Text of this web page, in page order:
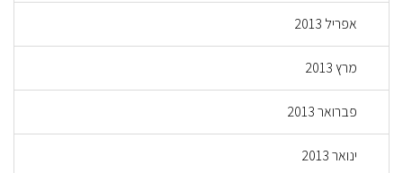
אפריל 2013
מרץ 2013
פברואר 2013
ינואר 2013